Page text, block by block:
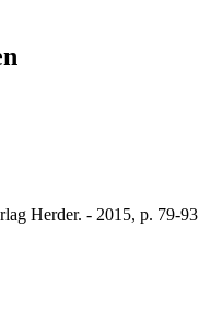
Herder. - 2015, p. 79-93